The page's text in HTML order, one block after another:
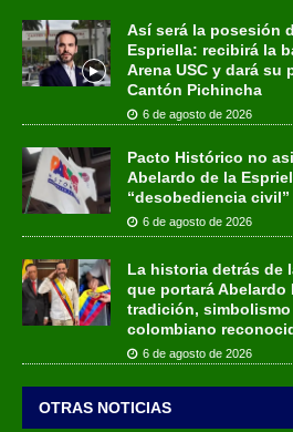
Así será la posesión
Espriella: recibirá la
Arena USC y dará su
Cantón Pichincha
6 de agosto de 2026
Pacto Histórico no
Abelardo de la
“desobediencia
6 de agosto de 2026
La historia detrás de
que portará Abelardo
tradición,
colombiano
6 de agosto de 2026
OTRAS NOTICIAS